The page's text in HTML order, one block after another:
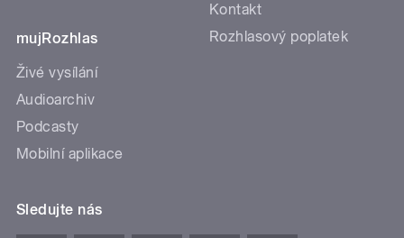
mujRozhlas
Živé vysílání
Audioarchiv
Podcasty
Mobilní aplikace
Kontakt
Rozhlasový poplatek
Sledujte nás